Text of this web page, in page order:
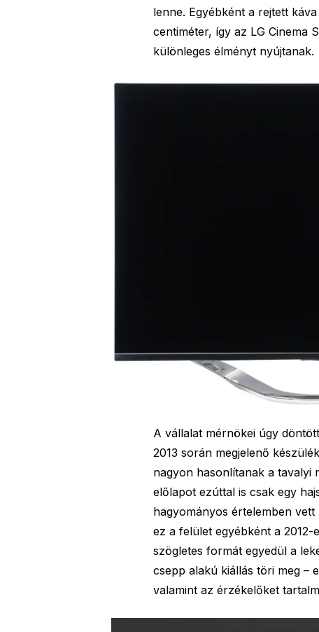
lenne. Egyébként a rejtett
centiméter, így az LG Cinema
különleges élményt nyújtanak.
A vállalat mérnökei úgy
2013 során megjelenő
nagyon hasonlítanak a tavalyi
előlapot ezúttal is csak egy
hagyományos értelemben
ez a felület egyébként a
szögletes formát egyedül a
csepp alakú kiállás töri meg –
valamint az érzékelőket